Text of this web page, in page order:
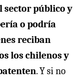
sector público y
o podría
reciban
los chilenos y
. Y si no